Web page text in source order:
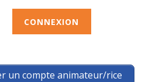
un compte animateur/rice